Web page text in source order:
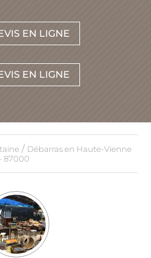
EN LIGNE
EN LIGNE
/ Débarras en Haute-Vienne
87000